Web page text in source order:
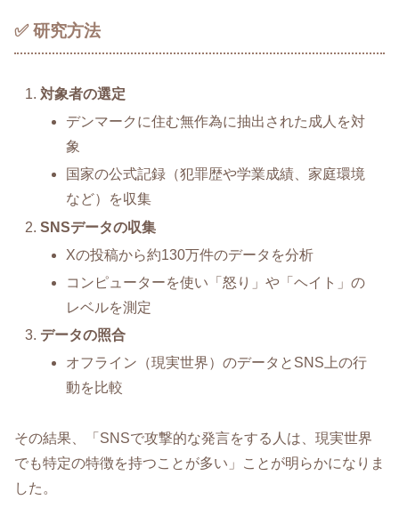
✅ 研究方法
対象者の選定
デンマークに住む無作為に抽出された成人を対
象
国家の公式記録（犯罪歴や学業成績、家庭環境
など）を収集
SNSデータの収集
Xの投稿から約130万件のデータを分析
コンピューターを使い「怒り」や「ヘイト」の
レベルを測定
データの照合
オフライン（現実世界）のデータとSNS上の行
動を比較
その結果、「SNSで攻撃的な発言をする人は、現実世界
でも特定の特徴を持つことが多い」ことが明らかになりま
した。